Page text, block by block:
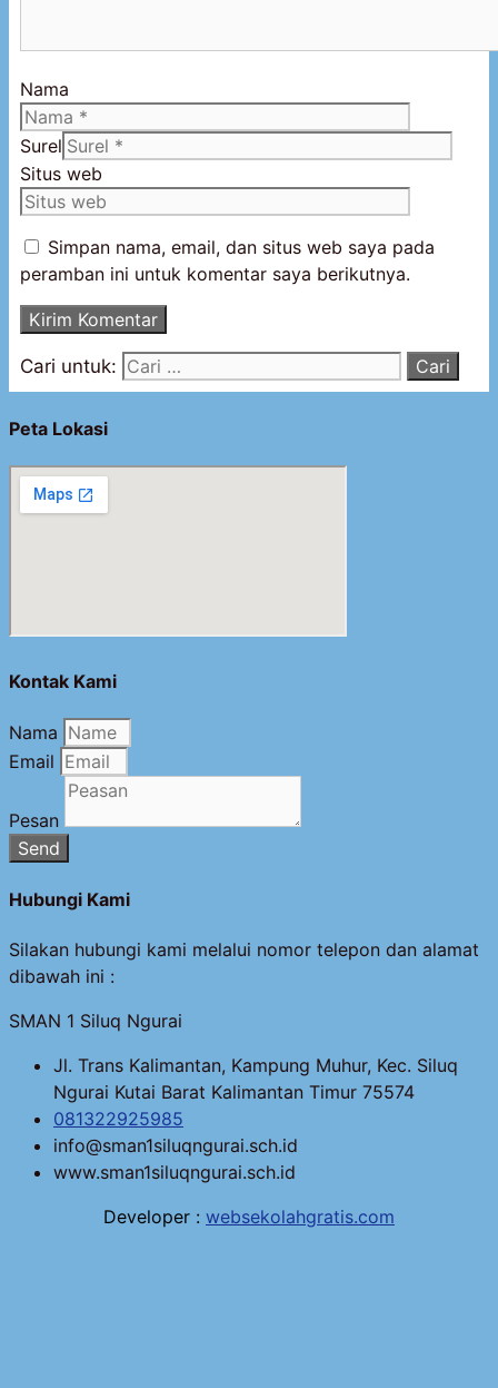
Nama
Surel
Situs web
Simpan nama, email, dan situs web saya pada
peramban ini untuk komentar saya berikutnya.
Cari untuk:
Peta Lokasi
Kontak Kami
Nama
Email
Pesan
Send
Hubungi Kami
Silakan hubungi kami melalui nomor telepon dan alamat
dibawah ini :
SMAN 1 Siluq Ngurai
Jl. Trans Kalimantan, Kampung Muhur, Kec. Siluq
Ngurai Kutai Barat Kalimantan Timur 75574
081322925985
info@sman1siluqngurai.sch.id
www.sman1siluqngurai.sch.id
Developer : websekolahgratis.com